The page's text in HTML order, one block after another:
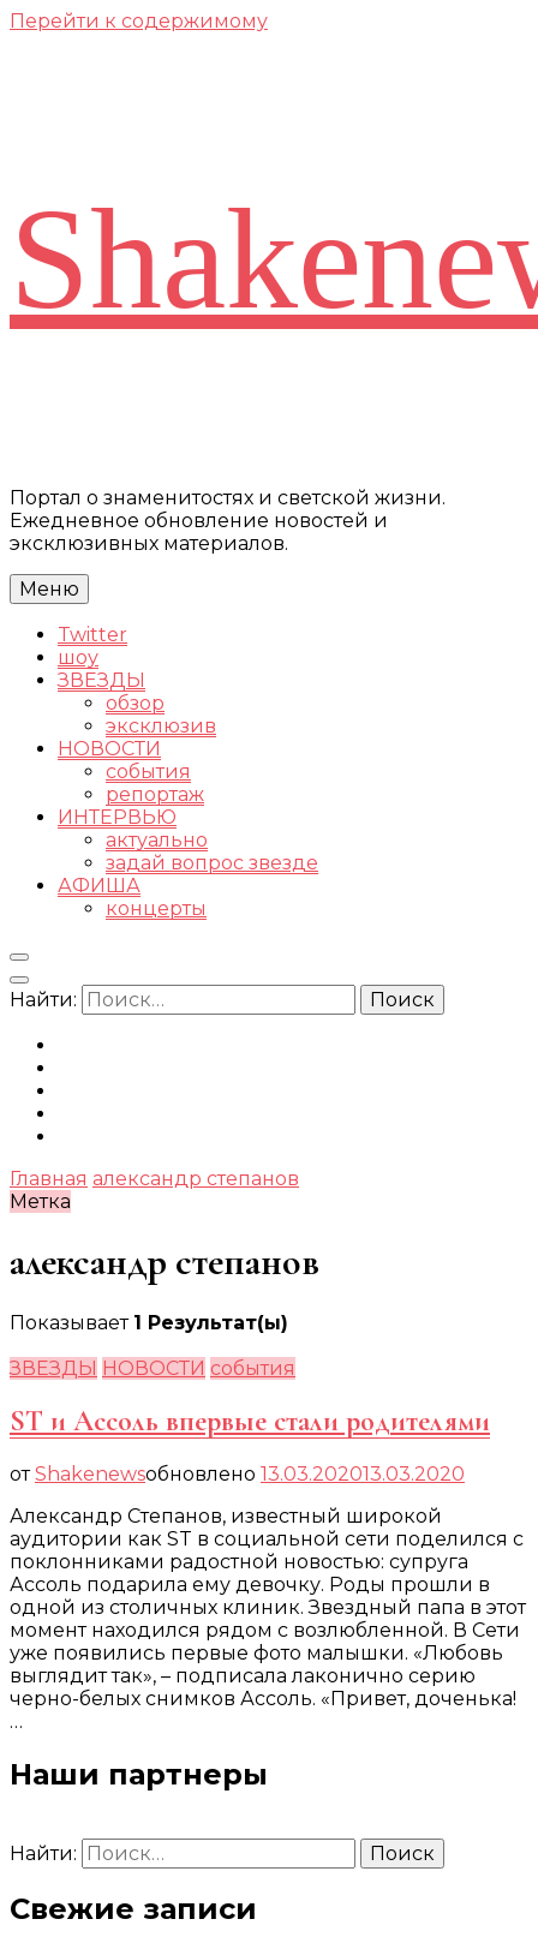
Перейти к содержимому
Портал о знаменитостях и светской жизни.
Ежедневное обновление новостей и
эксклюзивных материалов.
Меню
Twitter
шоу
ЗВЕЗДЫ
обзор
эксклюзив
НОВОСТИ
события
репортаж
ИНТЕРВЬЮ
актуально
задай вопрос звезде
АФИША
концерты
Найти:
Главная александр степанов
Метка
александр степанов
Показывает 1 Результат(ы)
ЗВЕЗДЫ НОВОСТИ события
ST и Ассоль впервые стали родителями
отShakenewsобновлено 13.03.202013.03.2020
Александр Степанов, известный широкой
аудитории как ST в социальной сети поделился с
поклонниками радостной новостью: супруга
Ассоль подарила ему девочку. Роды прошли в
одной из столичных клиник. Звездный папа в этот
момент находился рядом с возлюбленной. В Сети
уже появились первые фото малышки. «Любовь
выглядит так», – подписала лаконично серию
черно-белых снимков Ассоль. «Привет, доченька!
…
Наши партнеры
Найти:
Свежие записи